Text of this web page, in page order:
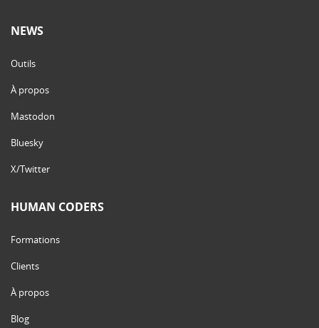
NEWS
Outils
À propos
Mastodon
Bluesky
X/Twitter
HUMAN CODERS
Formations
Clients
À propos
Blog